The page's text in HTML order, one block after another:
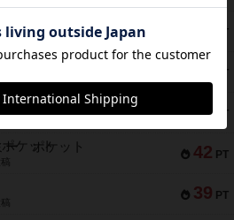
PT
稿
PT
ち（拡張）
42 PT
42 PT
ー ポケット
39 PT